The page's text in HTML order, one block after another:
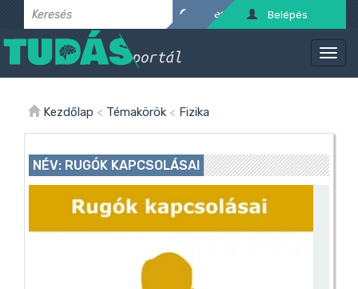
Belépés
Kezdőlap < Témakörök < Fizika
NÉV: RUGÓK KAPCSOLÁSAI